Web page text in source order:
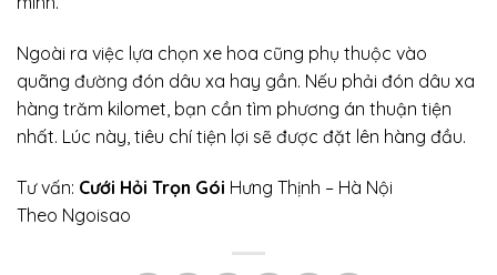
Ngoài ra việc lựa chọn xe hoa cũng phụ thuộc vào
quãng đường đón dâu xa hay gần. Nếu phải đón dâu xa
hàng trăm kilomet, bạn cần tìm phương án thuận tiện
nhất. Lúc này, tiêu chí tiện lợi sẽ được đặt lên hàng đầu.
Tư vấn: Cưới Hỏi Trọn Gói Hưng Thịnh – Hà Nội
Theo Ngoisao